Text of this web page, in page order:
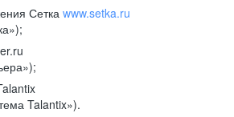
Сетка www.setka.ru
Talantix»).